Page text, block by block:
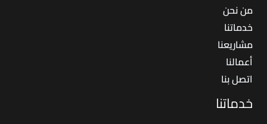
من نحن
خدماتنا
مشاريعنا
أعمالنا
اتصل بنا
خدماتنا